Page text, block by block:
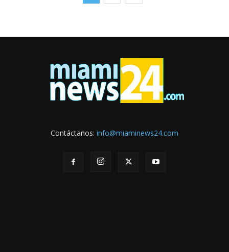
Contáctanos: info@miaminews24.com